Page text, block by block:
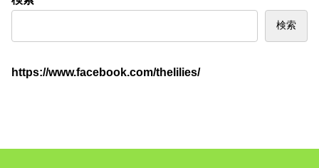
検索
https://www.facebook.com/thelilies/